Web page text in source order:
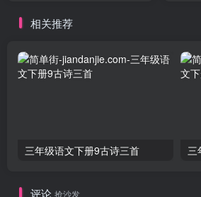
相关推荐
三年级语文下册9古诗三首
评论 抢沙发